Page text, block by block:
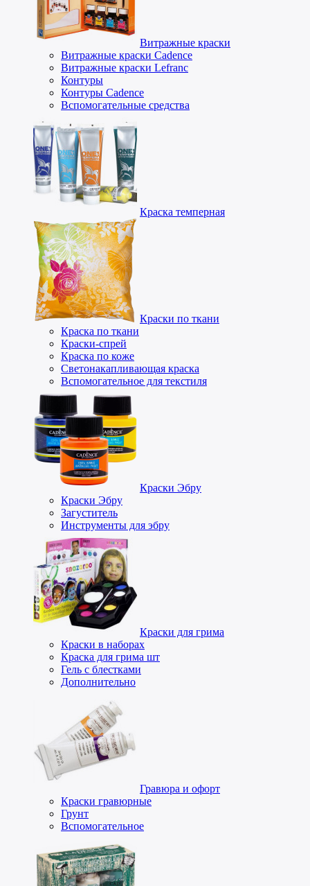
Витражные краски
Витражные краски Cadence
Витражные краски Lefranc
Контуры
Контуры Cadence
Вспомогательные средства
Краска темперная
Краски по ткани
Краска по ткани
Краски-спрей
Краска по коже
Светонакапливающая краска
Вспомогательное для текстиля
Краски Эбру
Краски Эбру
Загуститель
Инструменты для эбру
Краски для грима
Краски в наборах
Краска для грима шт
Гель с блестками
Дополнительно
Гравюра и офорт
Краски гравюрные
Грунт
Вспомогательное